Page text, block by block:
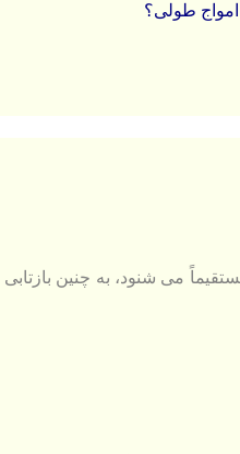
طولی؟
می شنود، به چنین